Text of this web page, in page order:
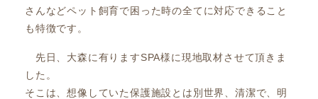
さんなどペット飼育で困った時の全てに対応できること
も特徴です。
先日、大森に有りますSPA様に現地取材させて頂きま
した。
そこは、想像していた保護施設とは別世界、清潔で、明